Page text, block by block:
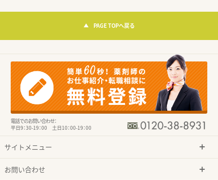
PAGE TOPへ戻る
電話でのお問い合わせ：
平日9：30-19：00 土日10：00-19：00
サイトメニュー
お問い合わせ